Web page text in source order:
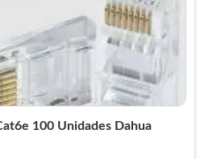
100 Unidades Dahua